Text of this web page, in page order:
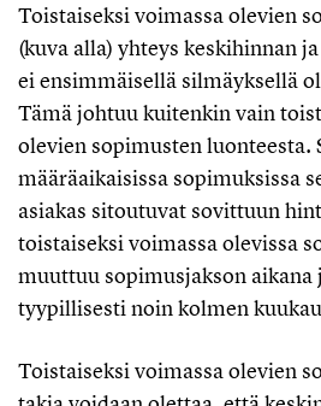
Toistaiseksi voimassa olevien
(kuva alla) yhteys keskihinnan
ei ensimmäisellä silmäyksellä
Tämä johtuu kuitenkin vain
olevien sopimusten luonteesta.
määräaikaisissa sopimuksissa
asiakas sitoutuvat sovittuun
toistaiseksi voimassa olevissa
muuttuu sopimusjakson aikana
tyypillisesti noin kolmen
Toistaiseksi voimassa olevien